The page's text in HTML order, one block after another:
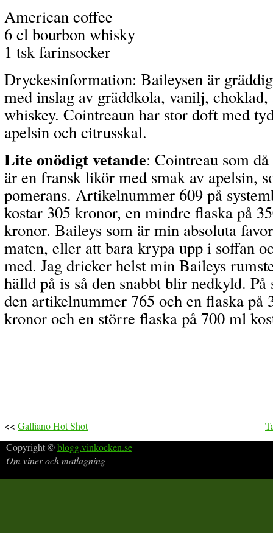
American coffee
6 cl bourbon whisky
1 tsk farinsocker
Dryckesinformation: Baileysen är
med inslag av gräddkola, vanilj,
whiskey. Cointreaun har stor doft med
apelsin och citrusskal.
Lite onödigt vetande: Cointreau som
är en fransk likör med smak av apelsin,
pomerans. Artikelnummer 609 på
kostar 305 kronor, en mindre flaska på
kronor. Baileys som är min absoluta
maten, eller att bara krypa upp i soffan
med. Jag dricker helst min Baileys
hälld på is så den snabbt blir nedkyld. På
den artikelnummer 765 och en flaska på
kronor och en större flaska på 700 ml
<< Galliano Hot Shot
Copyright ©blogg.vinkocken.se
Om viner och matlagning